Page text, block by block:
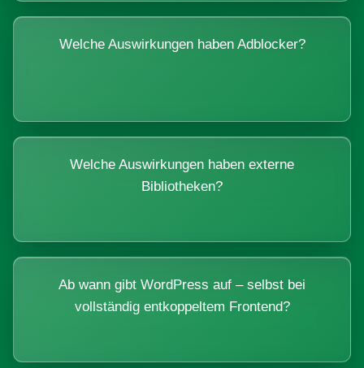
Welche Auswirkungen haben Adblocker?
Welche Auswirkungen haben externe
Bibliotheken?
Ab wann gibt WordPress auf – selbst bei
vollständig entkoppeltem Frontend?